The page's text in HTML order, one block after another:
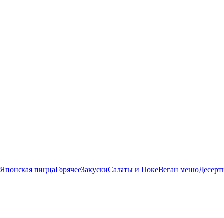
Японская пиццаГорячееЗакускиСалаты и ПокеВеган меню